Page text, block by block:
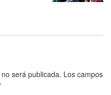
será publicada. Los campos